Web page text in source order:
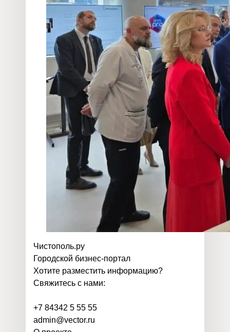
Чистополь.ру
Городской бизнес-портал
Хотите разместить информацию?
Свяжитесь с нами:
+7 84342 5 55 55
admin@vector.ru